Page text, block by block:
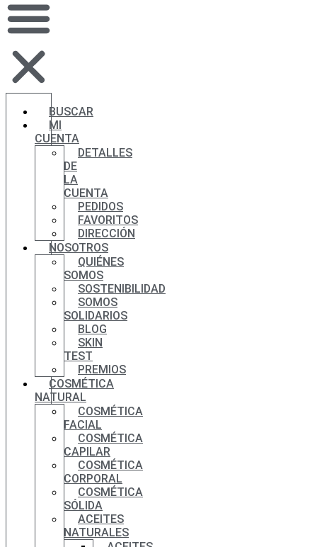
BUSCAR
MI
CUENTA
DETALLES
DE
LA
CUENTA
PEDIDOS
FAVORITOS
DIRECCIÓN
NOSOTROS
QUIÉNES
SOMOS
SOSTENIBILIDAD
SOMOS
SOLIDARIOS
BLOG
SKIN
TEST
PREMIOS
COSMÉTICA
NATURAL
COSMÉTICA
FACIAL
COSMÉTICA
CAPILAR
COSMÉTICA
CORPORAL
COSMÉTICA
SÓLIDA
ACEITES
NATURALES